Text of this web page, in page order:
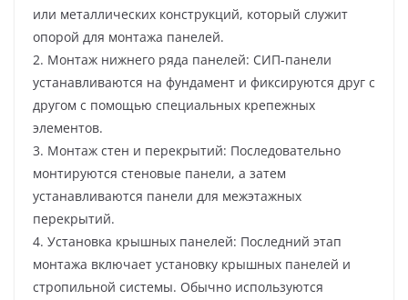
или металлических конструкций, который служит
опорой для монтажа панелей.
2. Монтаж нижнего ряда панелей: СИП-панели
устанавливаются на фундамент и фиксируются друг с
другом с помощью специальных крепежных
элементов.
3. Монтаж стен и перекрытий: Последовательно
монтируются стеновые панели, а затем
устанавливаются панели для межэтажных
перекрытий.
4. Установка крышных панелей: Последний этап
монтажа включает установку крышных панелей и
стропильной системы. Обычно используются